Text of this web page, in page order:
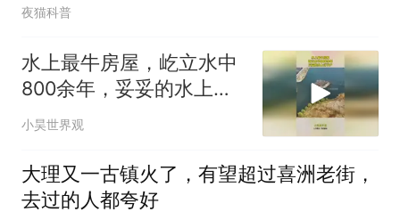
夜猫科普
水上最牛房屋，屹立水中
800余年，妥妥的水上钉
子户
小昊世界观
大理又一古镇火了，有望超过喜洲老街，
去过的人都夸好